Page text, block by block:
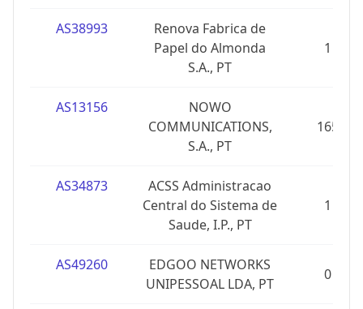
AS38993
Renova Fabrica de
Papel do Almonda
S.A., PT
1
AS13156
NOWO
COMMUNICATIONS,
S.A., PT
165
AS34873
ACSS Administracao
Central do Sistema de
Saude, I.P., PT
1
AS49260
EDGOO NETWORKS
UNIPESSOAL LDA, PT
0